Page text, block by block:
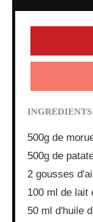
INGREDIENTS
500g de
500g de
2 gousses
100 ml de lait
50 ml d'huile